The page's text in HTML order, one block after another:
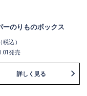
ーのりものボックス
税込）
発売
詳しく見る